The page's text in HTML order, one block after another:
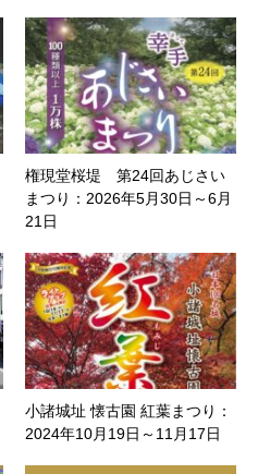
権現堂桜堤 第24回あじさい
まつり：2026年5月30日～6月
21日
小諸城址 懐古園 紅葉まつり：
2024年10月19日～11月17日